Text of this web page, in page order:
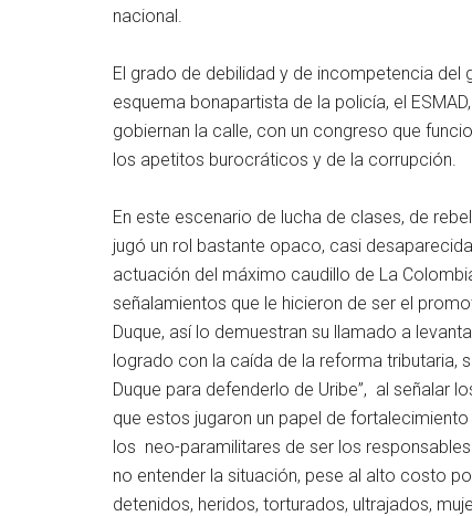
nacional.
El grado de debilidad y de incompetencia
esquema bonapartista de la policía, el
gobiernan la calle, con un congreso que
los apetitos burocráticos y de la corrupción.
En este escenario de lucha de clases, de
jugó un rol bastante opaco, casi
actuación del máximo caudillo de La
señalamientos que le hicieron de ser el
Duque, así lo demuestran su llamado a
logrado con la caída de la reforma tributaria,
Duque para defenderlo de Uribe”, al señalar
que estos jugaron un papel de
los neo-paramilitares de ser los
no entender la situación, pese al alto costo
detenidos, heridos, torturados, ultrajados,